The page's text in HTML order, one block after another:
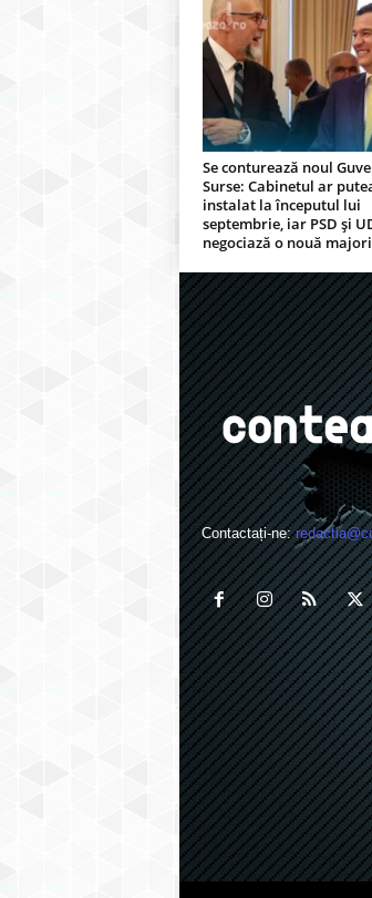
Se conturează noul
Surse: Cabinetul ar
instalat la începutul lui
septembrie, iar PSD și
negociază o nouă
Contactați-ne: